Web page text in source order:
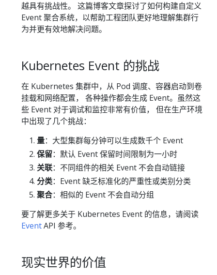
越具有挑战性。 这篇博客文章探讨了如何构建自定义
Event 聚合系统，以帮助工程团队更好地理解集群行
为并更有效地解决问题。
Kubernetes Event 的挑战
在 Kubernetes 集群中，从 Pod 调度、容器启动到卷
挂载和网络配置， 各种操作都会生成 Event。虽然这
些 Event 对于调试和监控非常有价值， 但在生产环境
中出现了几个挑战：
量：大型集群每分钟可以生成数千个 Event
保留：默认 Event 保留时间限制为一小时
关联：不同组件的相关 Event 不会自动链接
分类：Event 缺乏标准化的严重性或类别分类
聚合：相似的 Event 不会自动分组
要了解更多关于 Kubernetes Event 的信息，请阅读
EventAPI 参考。
现实世界的价值